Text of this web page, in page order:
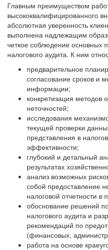
Главным преимуществом
высококвалифицированного
абсолютная уверенность
выполнена надлежащим
четкое соблюдение основных
налогового аудита. К ним
предварительное
согласование сроков и
информации;
конкретизация
неточностей;
исследования
текущей проверки
представления в
эффективности;
глубокий и детальный
результатах
анализ возможных
собой предоставление
налоговой отчетности
обоснование решений
налогового аудита и
рекомендаций по
(финансовых,
работа на основе